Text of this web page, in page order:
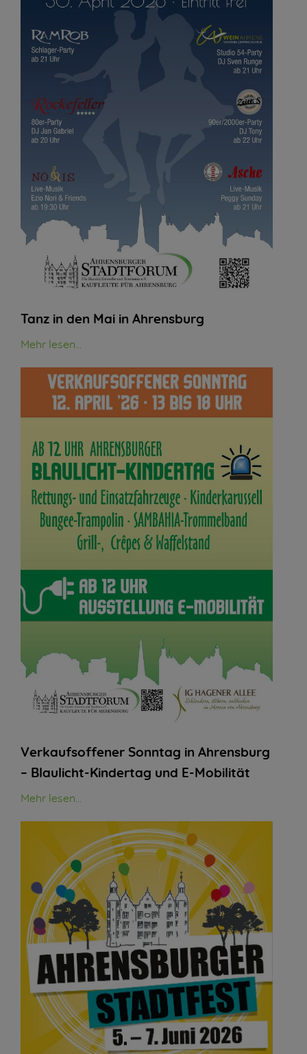
Tanz in den Mai in Ahrensburg
Mehr lesen...
Verkaufsoffener Sonntag in Ahrensburg
– Blaulicht-Kindertag und E-Mobilität
Mehr lesen...